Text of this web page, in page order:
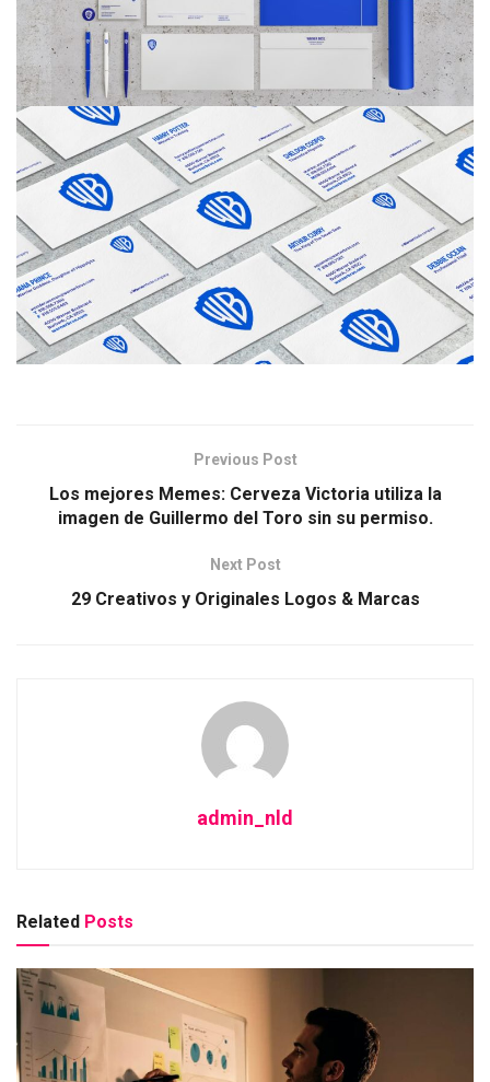
Previous Post
Los mejores Memes: Cerveza Victoria utiliza la
imagen de Guillermo del Toro sin su permiso.
Next Post
29 Creativos y Originales Logos & Marcas
admin_nld
Related Posts